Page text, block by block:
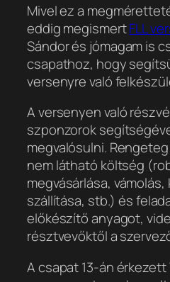
Mivel ez a
eddig megismertFLL
Sándor és jómagam is
csapathoz, hogy
versenyre való
A versenyen való
szponzorok
megvalósulni.
nem látható költség
megvásárlása,
szállítása, stb.) és
előkészítő anyagot,
résztvevőktől a
A csapat 13-án